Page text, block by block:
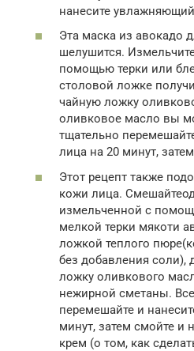
нанесите
Эта маска из авокадо
шелушится.
помощью терки или
столовой ложке
чайную ложку
оливковое масло вы
тщательно
лица на 20 минут,
Этот рецепт также
кожи лица.
измельченной с
мелкой терки мякоти
ложкой теплого
без добавления соли),
ложку оливкового
нежирной сметаны.
перемешайте и
минут, затем смойте и
крем (о том, как